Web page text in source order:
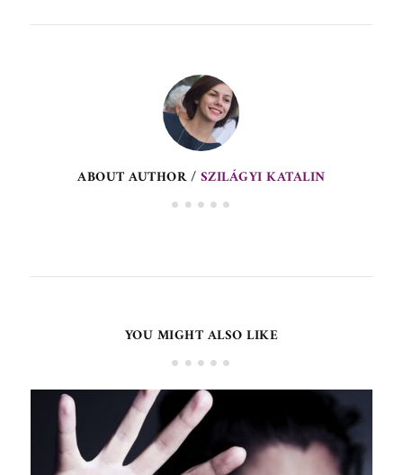
ABOUT AUTHOR /SZILÁGYI KATALIN
YOU MIGHT ALSO LIKE